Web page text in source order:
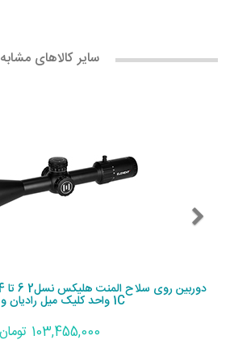
سایر کالاهای مشابه
1C واحد کلیک میل رادیان و SFP
103,455,000 تومان